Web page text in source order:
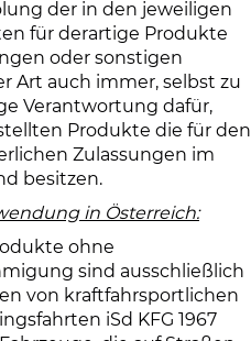
der in den jeweiligen
für derartige Produkte
oder sonstigen
Art auch immer, selbst zu
Verantwortung dafür,
Produkte die für den
Zulassungen im
besitzen.
in Österreich:
ohne
sind ausschließlich
von kraftfahrsportlichen
iSd KFG 1967